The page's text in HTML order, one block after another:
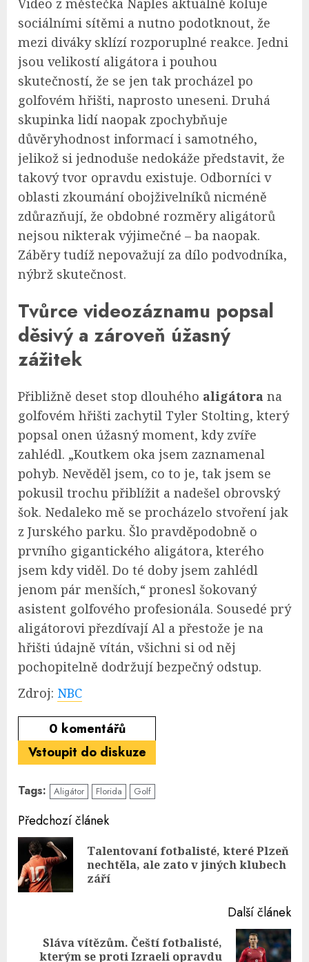
sociálními sítěmi a nutno podotknout, že
mezi diváky sklízí rozporuplné reakce. Jedni
jsou velikostí aligátora i pouhou
skutečností, že se jen tak procházel po
golfovém hřišti, naprosto uneseni. Druhá
skupinka lidí naopak zpochybňuje
důvěryhodnost informací i samotného,
jelikož si jednoduše nedokáže představit, že
takový tvor opravdu existuje. Odborníci v
oblasti zkoumání obojživelníků nicméně
zdůrazňují, že obdobné rozměry aligátorů
nejsou nikterak výjimečné – ba naopak.
Záběry tudíž nepovažují za dílo podvodníka,
nýbrž skutečnost.
Tvůrce videozáznamu popsal
děsivý a zároveň úžasný
zážitek
Přibližně deset stop dlouhého aligátora na
golfovém hřišti zachytil Tyler Stolting, který
popsal onen úžasný moment, kdy zvíře
zahlédl. „Koutkem oka jsem zaznamenal
pohyb. Nevěděl jsem, co to je, tak jsem se
pokusil trochu přiblížit a nadešel obrovský
šok. Nedaleko mě se procházelo stvoření jak
z Jurského parku. Šlo pravděpodobně o
prvního gigantického aligátora, kterého
jsem kdy viděl. Do té doby jsem zahlédl
jenom pár menších,“ pronesl šokovaný
asistent golfového profesionála. Sousedé prý
aligátorovi přezdívají Al a přestože je na
hřišti údajně vítán, všichni si od něj
pochopitelně dodržují bezpečný odstup.
Zdroj: NBC
0 komentářů
Vstoupit do diskuze
Tags: Aligátor Florida Golf
Continue
Reading
Předchozí článek
Talentovaní fotbalisté, které Plzeň
nechtěla, ale zato v jiných klubech
září
Další článek
Next
Sláva vítězům. Čeští fotbalisté,
kterým se proti Izraeli opravdu